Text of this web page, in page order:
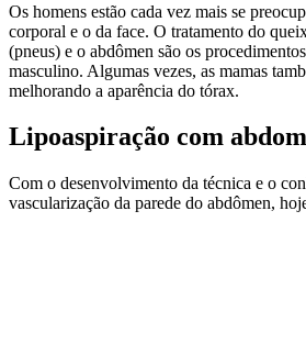
Os homens estão cada vez mais se
corporal e o da face. O tratamento do
(pneus) e o abdômen são os
masculino. Algumas vezes, as mamas
melhorando a aparência do tórax.
Lipoaspiração com
Com o desenvolvimento da técnica e o
vascularização da parede do abdômen,